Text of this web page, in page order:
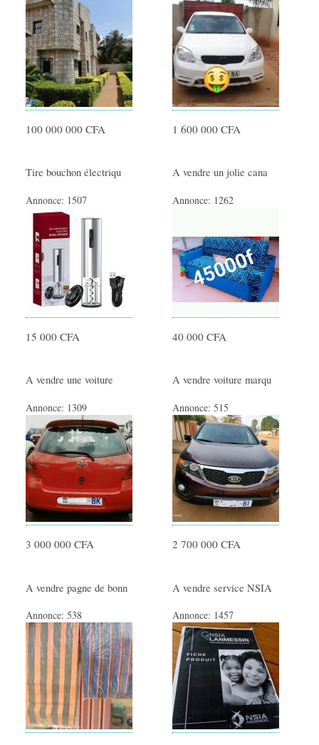
100 000 000 CFA 1 600 000 CFA
Tire bouchon électriqu
Annonce: 1507
15 000 CFA
A vendre un jolie cana
Annonce: 1262
40 000 CFA
A vendre une voiture
Annonce: 1309
3 000 000 CFA
A vendre voiture marqu
Annonce:515
2 700 000 CFA
A vendre pagne de bonn
Annonce: 538
A vendre service NSIA
Annonce: 1457